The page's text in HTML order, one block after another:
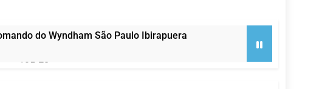
do Wyndham São Paulo Ibirapuera
195-E2